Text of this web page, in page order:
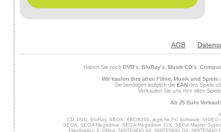
AGB
Haben Sie noch DVD's, BluRay's, Musik CD's,
Wir kaufen Ihre alten Filme, Musik und Spiele
Sie benötigen lediglich die EAN des Spiels
Verkaufen Sie uns Ihre alten
Ab 25 Euro
CD, DVD, BluRay, XBOX, XBOX360, jegliche PC Software,
SEGA, SEGA Megadrive, SEGA Megadrive 32X, SEGA Master
PlayStation 3, Office, NINTENDO 64, NINTENDO DS,